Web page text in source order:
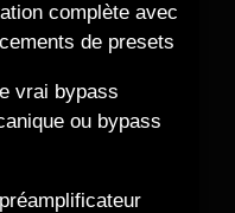
complète avec
de presets
vrai bypass
ou bypass